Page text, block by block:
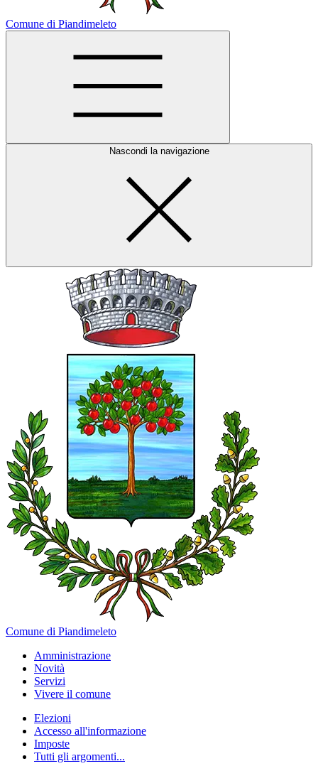
Comune di Piandimeleto
Nascondi la navigazione
Comune di Piandimeleto
Amministrazione
Novità
Servizi
Vivere il comune
Elezioni
Accesso all'informazione
Imposte
Tutti gli argomenti...